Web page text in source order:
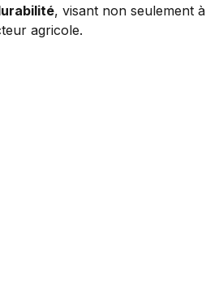
, visant non seulement à
agricole.